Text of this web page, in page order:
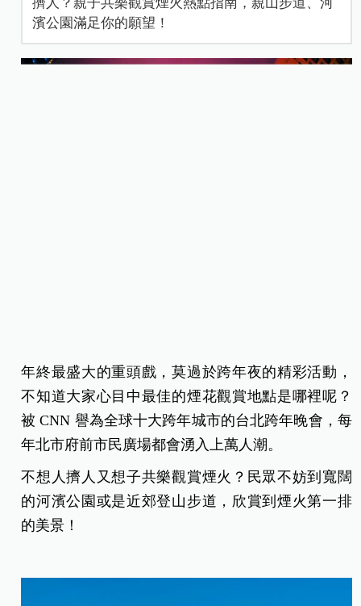
濱公園滿足你的願望！
年終最盛大的重頭戲，莫過於跨年夜的精彩活動，
不知道大家心目中最佳的煙花觀賞地點是哪裡呢？
被 CNN 譽為全球十大跨年城市的台北跨年晚會，每
年北市府前市民廣場都會湧入上萬人潮。
不想人擠人又想子共樂觀賞煙火？民眾不妨到寬闊
的河濱公園或是近郊登山步道，欣賞到煙火第一排
的美景！